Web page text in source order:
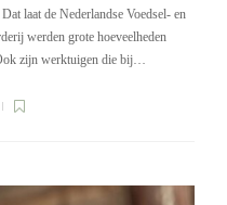
laat de Nederlandse Voedsel- en
werden grote hoeveelheden
zijn werktuigen die bij…